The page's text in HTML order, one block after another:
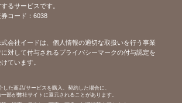
るサービスです。
券コード：6038
式会社イードは、個人情報の適切な取扱いを行う事業
に対して付与されるプライバシーマークの付与認定を
ています。
した商品/サービスを購入、契約した場合に、
部が弊社サイトに還元されることがあります。